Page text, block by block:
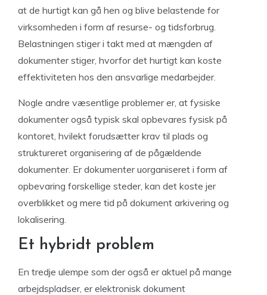
at de hurtigt kan gå hen og blive belastende for
virksomheden i form af resurse- og tidsforbrug.
Belastningen stiger i takt med at mængden af
dokumenter stiger, hvorfor det hurtigt kan koste
effektiviteten hos den ansvarlige medarbejder.
Nogle andre væsentlige problemer er, at fysiske
dokumenter også typisk skal opbevares fysisk på
kontoret, hvilekt forudsætter krav til plads og
struktureret organisering af de pågældende
dokumenter. Er dokumenter uorganiseret i form af
opbevaring forskellige steder, kan det koste jer
overblikket og mere tid på dokument arkivering og
lokalisering.
Et hybridt problem
En tredje ulempe som der også er aktuel på mange
arbejdspladser, er elektronisk dokument